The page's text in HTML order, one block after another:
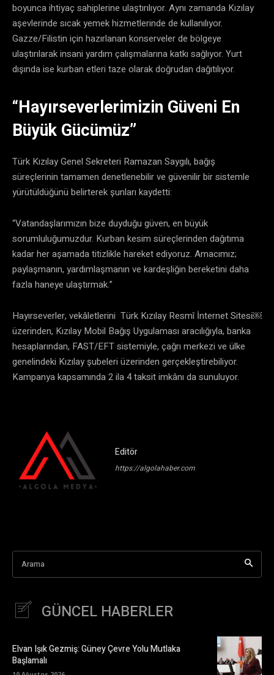
boyunca ihtiyaç sahiplerine ulaştırılıyor. Aynı zamanda Kızılay
aşevlerinde sıcak yemek hizmetlerinde de kullanılıyor.
Gazze/Filistin için hazırlanan konserveler de bölgeye
ulaştırılarak insani yardım çalışmalarına katkı sağlıyor. Yurt
dışında ise kurban etleri taze olarak doğrudan dağıtılıyor.
“Hayırseverlerimizin Güveni En
Büyük Gücümüz”
Türk Kızılay Genel Sekreteri Ramazan Saygılı, bağış
süreçlerinin tamamen denetlenebilir ve güvenilir bir sistemle
yürütüldüğünü belirterek şunları kaydetti:
“Vatandaşlarımızın bize duyduğu güven, en büyük
sorumluluğumuzdur. Kurban kesim süreçlerinden dağıtıma
kadar her aşamada titizlikle hareket ediyoruz. Amacımız;
paylaşmanın, yardımlaşmanın ve kardeşliğin bereketini daha
fazla haneye ulaştırmak.”
Hayırseverler, vekâletlerini Türk Kızılay Resmî İnternet Sitesi￼
üzerinden, Kızılay Mobil Bağış Uygulaması aracılığıyla, banka
hesaplarından, FAST/EFT sistemiyle, çağrı merkezi ve ülke
genelindeki Kızılay şubeleri üzerinden gerçekleştirebiliyor.
Kampanya kapsamında 2 ila 4 taksit imkânı da sunuluyor.
Editör
https://algolahaber.com
Arama
GÜNCEL HABERLER
Elvan Işık Gezmiş: Güney Çevre Yolu Mutlaka
Başlamalı